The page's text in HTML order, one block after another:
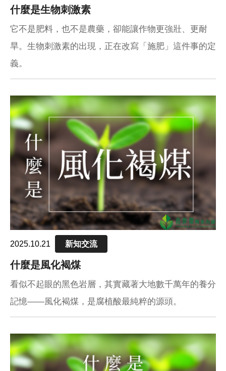
什麼是生物刺激素
它不是肥料，也不是農藥，卻能讓作物更強壯、更耐
旱。生物刺激素的出現，正在改寫「施肥」這件事的定
義。
2025.10.21 新知交流
什麼是風化褐煤
看似不起眼的黑色岩層，其實藏著大地數千萬年的養分
記憶——風化褐煤，是腐植酸最純粹的源頭。